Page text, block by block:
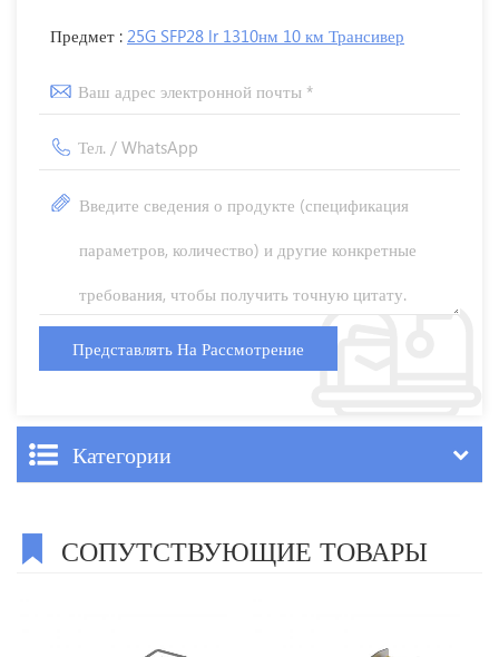
Предмет : 25G SFP28 lr 1310нм 10 км Трансивер
Категории
СОПУТСТВУЮЩИЕ ТОВАРЫ